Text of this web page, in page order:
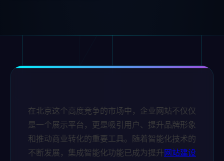
在北京这个高度竞争的市场中，企业网站不仅仅
是一个展示平台，更是吸引用户、提升品牌形象
和推动商业转化的重要工具。随着智能化技术的
不断发展，集成智能化功能已成为提升网站建设